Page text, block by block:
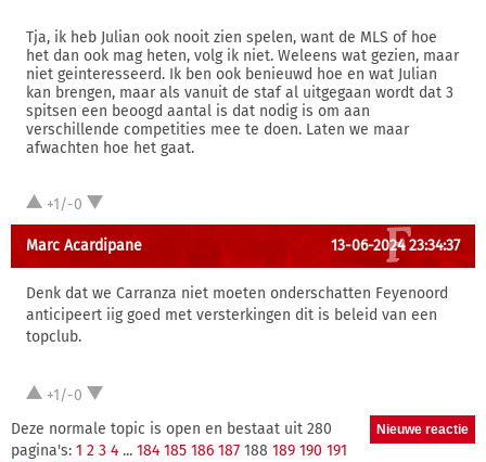
Tja, ik heb Julian ook nooit zien spelen, want de MLS of hoe
het dan ook mag heten, volg ik niet. Weleens wat gezien, maar
niet geinteresseerd. Ik ben ook benieuwd hoe en wat Julian
kan brengen, maar als vanuit de staf al uitgegaan wordt dat 3
spitsen een beoogd aantal is dat nodig is om aan
verschillende competities mee te doen. Laten we maar
afwachten hoe het gaat.
+1/-0
Marc Acardipane 13-06-2024 23:34:37
Denk dat we Carranza niet moeten onderschatten Feyenoord
anticipeert iig goed met versterkingen dit is beleid van een
topclub.
+1/-0
Deze normale topic is open en bestaat uit 280
pagina's: 1 2 3 4 ... 184 185 186 187 188 189 190 191